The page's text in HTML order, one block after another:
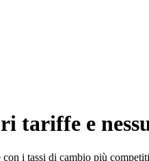
tariffe e
i tassi di cambio più